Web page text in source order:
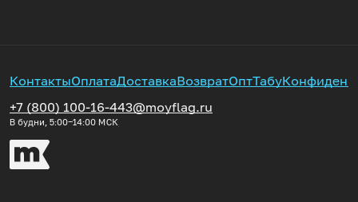
КонтактыОплатаДоставкаВозвратОптТабу
+7 (800) 100-16-44
В будни, 5:00‒14:00 МСК
3@moyflag.ru